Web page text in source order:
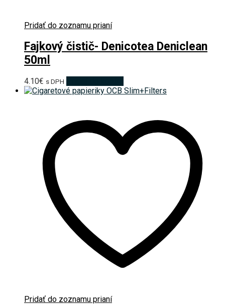
Pridať do zoznamu prianí
Fajkový čistič- Denicotea Deniclean
50ml
4.10€ s DPH
Pridať do zoznamu prianí